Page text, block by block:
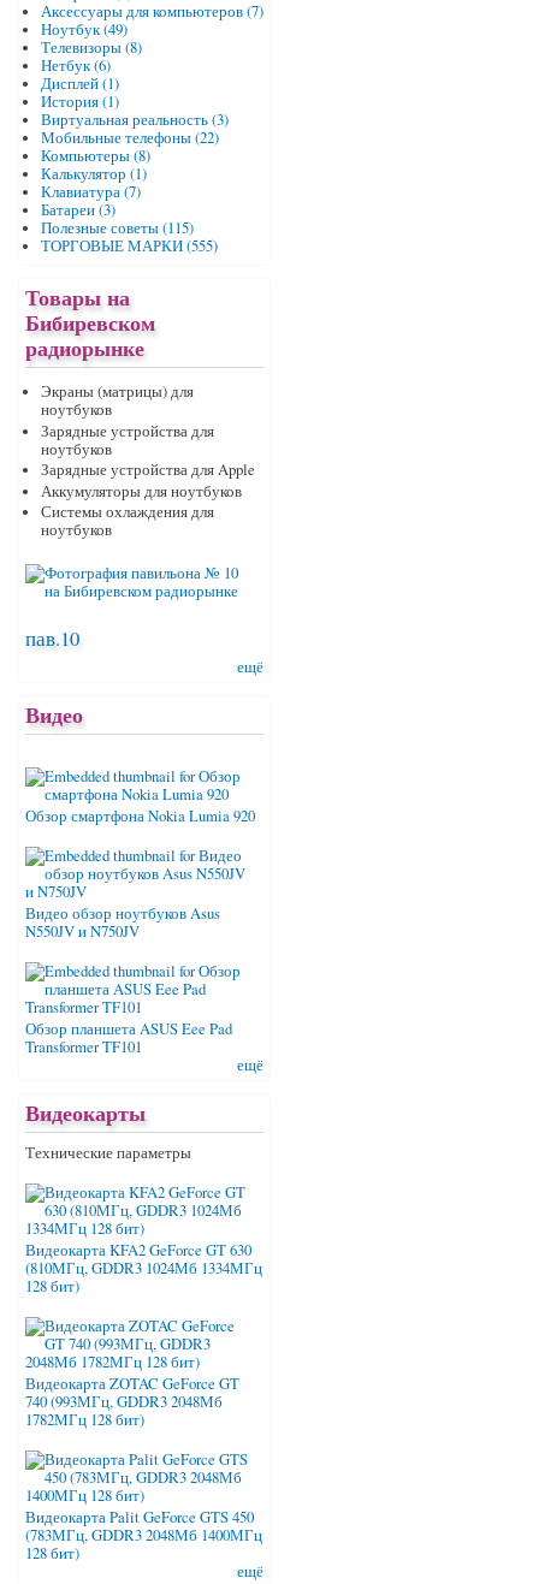
Аксессуары для компьютеров (7)
Ноутбук (49)
Телевизоры (8)
Нетбук (6)
Дисплей (1)
История (1)
Виртуальная реальность (3)
Мобильные телефоны (22)
Компьютеры (8)
Калькулятор (1)
Клавиатура (7)
Батареи (3)
Полезные советы (115)
ТОРГОВЫЕ МАРКИ (555)
Товары на
Бибиревском
радиорынке
Экраны (матрицы) для
ноутбуков
Зарядные устройства для
ноутбуков
Зарядные устройства для Apple
Аккумуляторы для ноутбуков
Системы охлаждения для
ноутбуков
пав.10
ещё
Видео
Обзор смартфона Nokia Lumia 920
Видео обзор ноутбуков Asus
N550JV и N750JV
Обзор планшета ASUS Eee Pad
Transformer TF101
ещё
Видеокарты
Технические параметры
Видеокарта KFA2 GeForce GT 630
(810МГц, GDDR3 1024Мб 1334МГц
128 бит)
Видеокарта ZOTAC GeForce GT
740 (993МГц, GDDR3 2048Мб
1782МГц 128 бит)
Видеокарта Palit GeForce GTS 450
(783МГц, GDDR3 2048Мб 1400МГц
128 бит)
ещё